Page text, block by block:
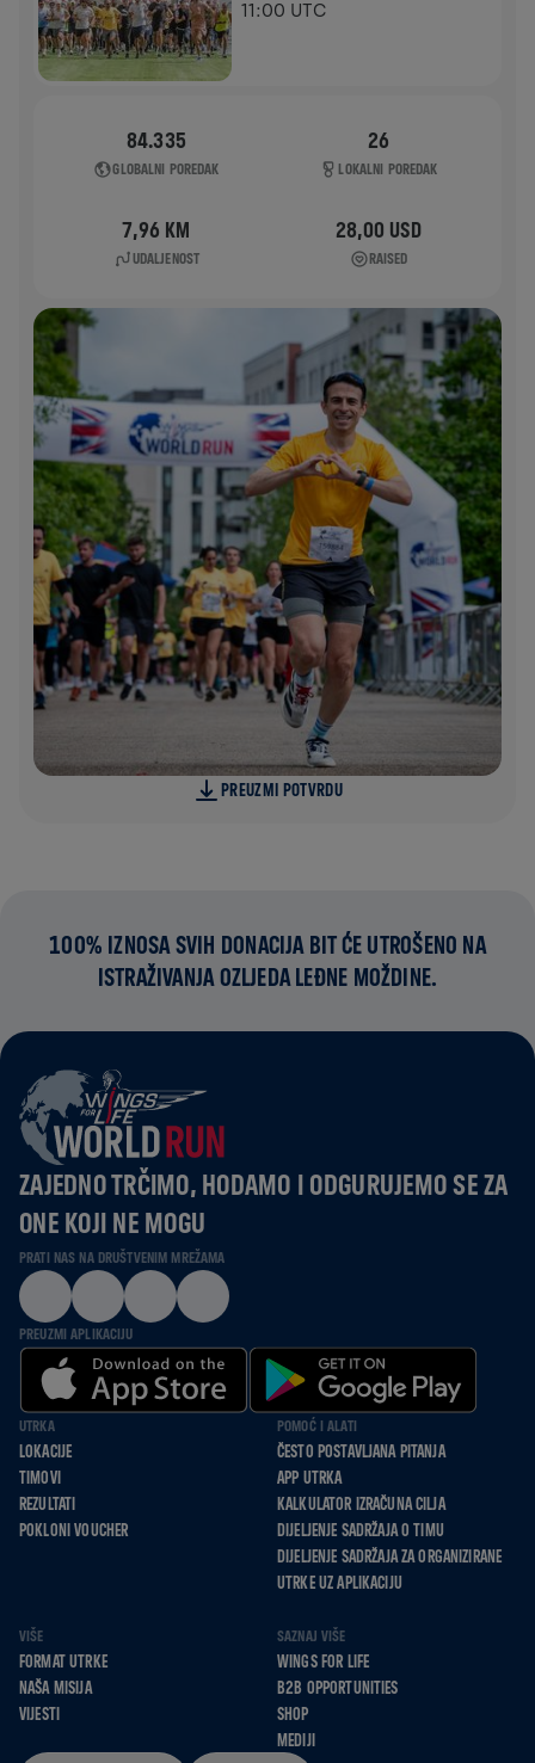
11:00 UTC
84.335
GLOBALNI POREDAK
26
LOKALNI POREDAK
7,96 KM
UDALJENOST
28,00 USD
RAISED
PREUZMI POTVRDU
100% IZNOSA SVIH DONACIJA BIT ĆE UTROŠENO NA
ISTRAŽIVANJA OZLJEDA LEĐNE MOŽDINE.
ZAJEDNO TRČIMO, HODAMO I ODGURUJEMO SE ZA
ONE KOJI NE MOGU
PRATI NAS NA DRUŠTVENIM MREŽAMA
PREUZMI APLIKACIJU
UTRKA
LOKACIJE
TIMOVI
REZULTATI
POKLONI VOUCHER
POMOĆ I ALATI
ČESTO POSTAVLJANA PITANJA
APP UTRKA
KALKULATOR IZRAČUNA CILJA
DIJELJENJE SADRŽAJA O TIMU
DIJELJENJE SADRŽAJA ZA ORGANIZIRANE
UTRKE UZ APLIKACIJU
VIŠE
FORMAT UTRKE
NAŠA MISIJA
VIJESTI
SAZNAJ VIŠE
WINGS FOR LIFE
B2B OPPORTUNITIES
SHOP
MEDIJI